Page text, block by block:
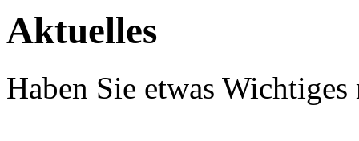
Aktuelles
Haben Sie etwas